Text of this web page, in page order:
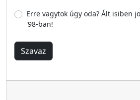
Erre vagytok úgy oda? Ált isiben
'98-ban!
Szavaz